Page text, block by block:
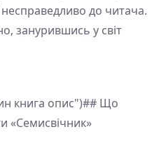
несправедливо до читача.
занурившись у світ
книга опис")## Що
«Семисвічник»